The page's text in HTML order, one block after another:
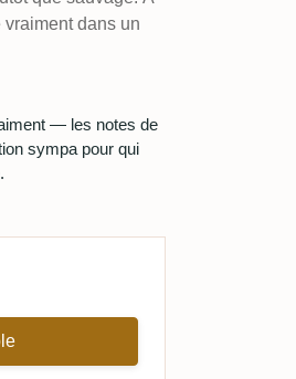
dans un
— les notes de
sympa pour qui